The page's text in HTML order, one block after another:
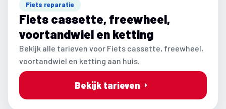
Fiets reparatie
Fiets cassette, freewheel,
voortandwiel en ketting
Bekijk alle tarieven voor Fiets cassette, freewheel,
voortandwiel en ketting aan huis.
Bekijk tarieven